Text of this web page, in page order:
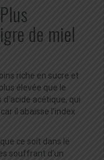
de miel
riche en sucre et
élevée que le
acétique, qui
il abaisse l’index
ce soit dans le
souffrant d’un